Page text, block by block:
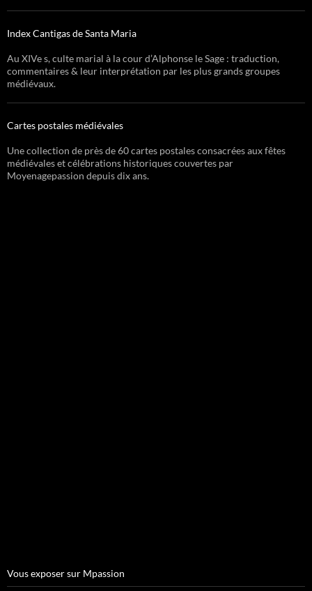
Index Cantigas de Santa Maria
Au XIVe s, culte marial à la cour d’Alphonse le Sage : traduction,
commentaires & leur interprétation par les plus grands groupes
médiévaux.
Cartes postales médiévales
Une collection de près de 60 cartes postales consacrées aux fêtes
médiévales et célébrations historiques couvertes par
Moyenagepassion depuis dix ans.
Vous exposer sur Mpassion